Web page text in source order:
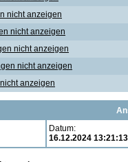
nicht anzeigen
nicht anzeigen
nicht anzeigen
nicht anzeigen
anzeigen
Datum:
16.12.2024 13:21:13